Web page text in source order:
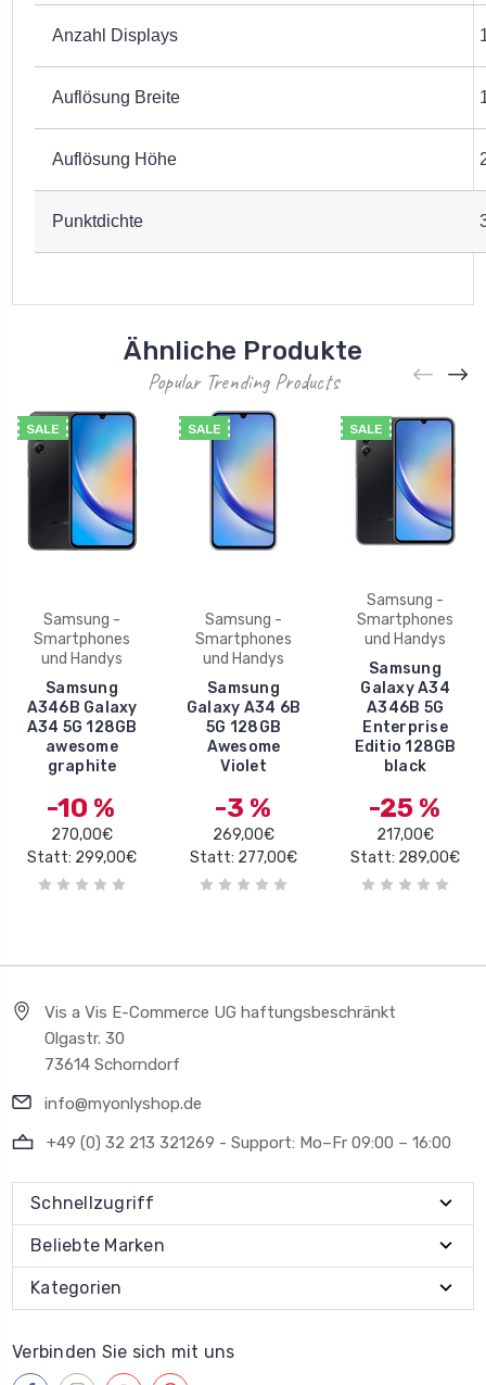
Anzahl Displays
Auflösung Breite
Auflösung Höhe
Punktdichte
Ähnliche Produkte
Popular Trending Products
SALE
Samsung -
Smartphones
und Handys
Samsung
A346B Galaxy
A34 5G 128GB
awesome
graphite
-10 %
270,00€
Statt: 299,00€
SALE
Samsung -
Smartphones
und Handys
Samsung
Galaxy A34 6B
5G 128GB
Awesome
Violet
-3 %
269,00€
Statt: 277,00€
SALE
Samsung -
Smartphones
und Handys
Samsung
Galaxy A34
A346B 5G
Enterprise
Editio 128GB
black
-25 %
217,00€
Statt: 289,00€
Vis a Vis E-Commerce UG haftungsbeschränkt
Olgastr. 30
73614 Schorndorf
info@myonlyshop.de
+49 (0) 32 213 321269 - Support: Mo–Fr 09:00 – 16:00
Schnellzugriff
Beliebte Marken
Kategorien
Verbinden Sie sich mit uns